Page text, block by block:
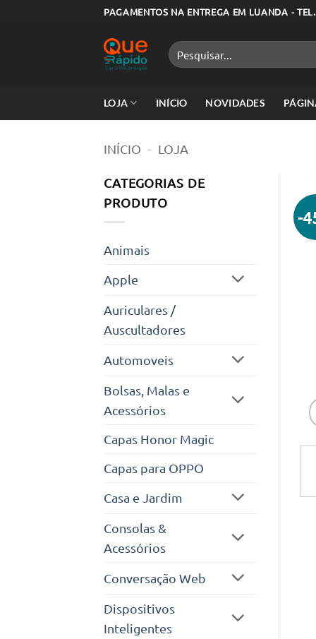
PAGAMENTOS NA ENTREGA EM LUANDA -
Pesquisar
por:
LOJA INÍCIO NOVIDADES
INÍCIO - LOJA
CATEGORIAS DE
PRODUTO
Animais
Apple
Auriculares /
Auscultadores
Automoveis
Bolsas, Malas e
Acessórios
Capas Honor Magic
Capas para OPPO
Casa e Jardim
Consolas &
Acessórios
Conversação Web
Dispositivos
Inteligentes
-